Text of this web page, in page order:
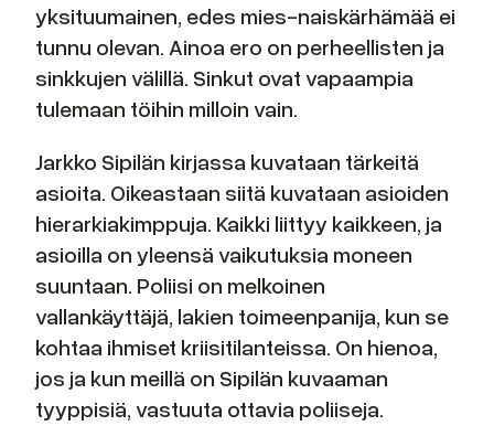
yksituumainen, edes mies-naiskärhämää ei
tunnu olevan. Ainoa ero on perheellisten ja
sinkkujen välillä. Sinkut ovat vapaampia
tulemaan töihin milloin vain.
Jarkko Sipilän kirjassa kuvataan tärkeitä
asioita. Oikeastaan siitä kuvataan asioiden
hierarkiakimppuja. Kaikki liittyy kaikkeen, ja
asioilla on yleensä vaikutuksia moneen
suuntaan. Poliisi on melkoinen
vallankäyttäjä, lakien toimeenpanija, kun se
kohtaa ihmiset kriisitilanteissa. On hienoa,
jos ja kun meillä on Sipilän kuvaaman
tyyppisiä, vastuuta ottavia poliiseja.